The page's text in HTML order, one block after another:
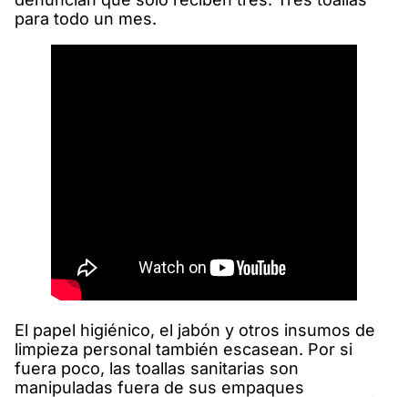
para todo un mes.
El papel higiénico, el jabón y otros insumos de
limpieza personal también escasean. Por si
fuera poco, las toallas sanitarias son
manipuladas fuera de sus empaques